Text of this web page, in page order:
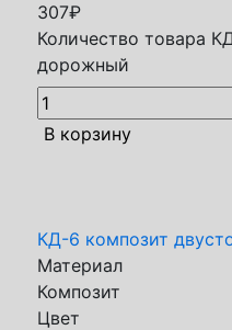
307₽
Количество товара
дорожный
В корзину
КД-6 композит
Материал
Композит
Цвет